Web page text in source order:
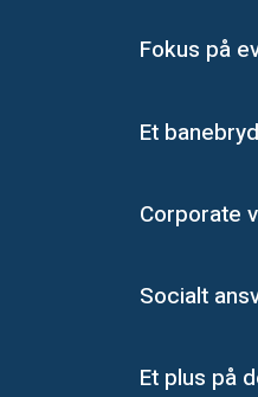
Fokus på
Et
Corporate
Socialt
Et plus på